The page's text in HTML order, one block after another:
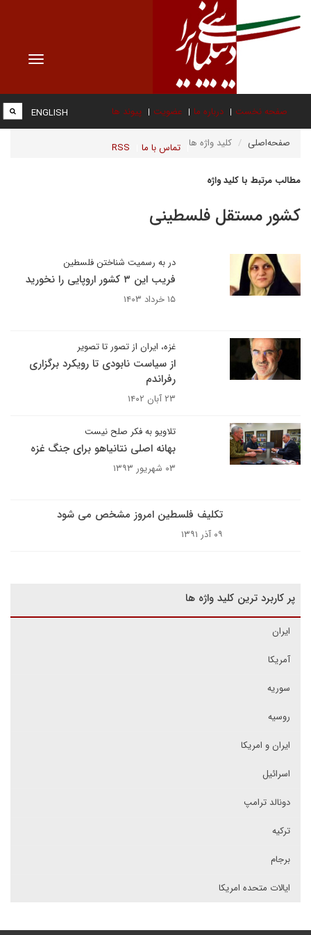
Toggle
صفحه نخست درباره ما عضویت پیوند ها
تماس با ما RSS
ENGLISH
صفحه‌اصلی کلید واژه ها
مطالب مرتبط با کلید واژه
کشور مستقل فلسطینی
در به رسمیت شناختن فلسطین
فریب این ۳ کشور اروپایی را نخورید
۱۵ خرداد ۱۴۰۳
غزه، ایران از تصور تا تصویر
از سیاست نابودی تا رویکرد برگزاری
رفراندم
۲۳ آبان ۱۴۰۲
تلاویو به فکر صلح نیست
بهانه اصلی نتانیاهو برای جنگ غزه
۰۳ شهریور ۱۳۹۳
تکلیف فلسطین امروز مشخص می شود
۰۹ آذر ۱۳۹۱
پر کاربرد ترین کلید واژه ها
ایران
آمریکا
سوریه
روسیه
ایران و امریکا
اسرائیل
دونالد ترامپ
ترکیه
برجام
ایالات متحده امریکا